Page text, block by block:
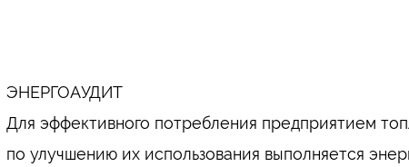
ЭНЕРГОАУДИТ
Для эффективного потребления предприятием
по улучшению их использования выполняется